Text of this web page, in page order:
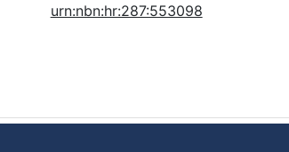
urn:nbn:hr:287:553098